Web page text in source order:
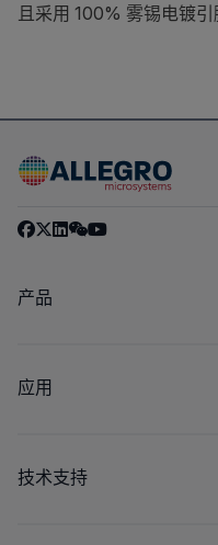
且采用 100% 雾锡电镀引
产品
调节
应用
工业
技术支持